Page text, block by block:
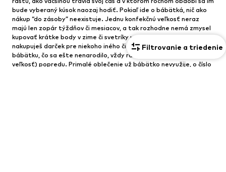
Filtrovanie a triedenie
bude vyberaný kúsok naozaj hodiť. Pokiaľ ide o bábätká, nič ako
nákup “do zásoby” neexistuje. Jednu konfekčnú veľkosť neraz
majú len zopár týždňov či mesiacov, a tak rozhodne nemá zmysel
kupovať krátke body v zime či svetríky uprostred leta. Pokiaľ
nakupuješ darček pre niekoho iného či kompletizuješ šatník
bábätku, čo sa ešte nenarodilo, vždy radšej buď o krok (alebo
veľkosť) popredu. Primalé oblečenie už bábätko nevyužije, o číslo